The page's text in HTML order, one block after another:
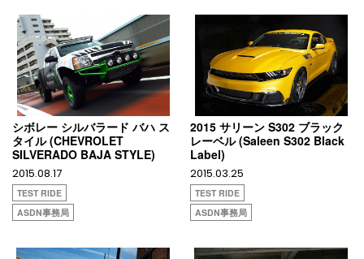
シボレー シルバラード バハ ス
タイル (CHEVROLET
SILVERADO BAJA STYLE)
2015.08.17
TEST RIDE
ASDN事務局
2015 サリーン S302 ブラック
レーベル (Saleen S302 Black
Label)
2015.03.25
TEST RIDE
ASDN事務局